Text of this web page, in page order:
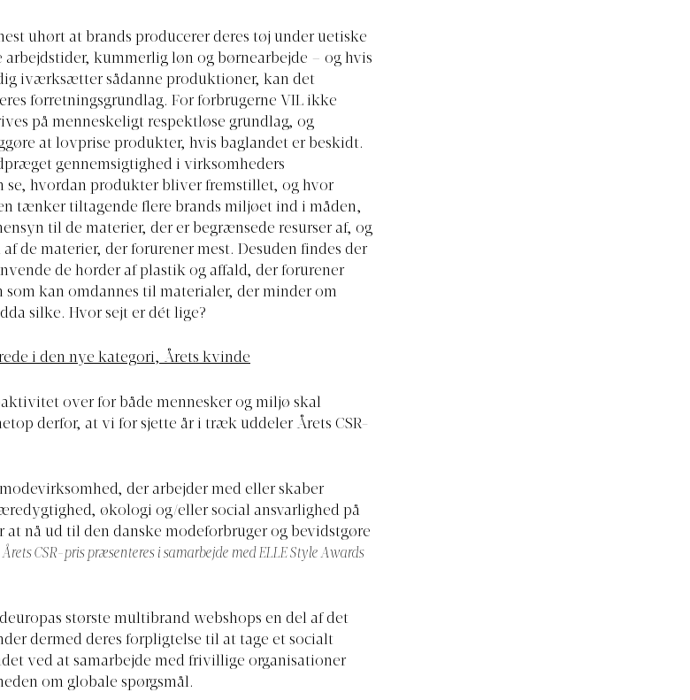
uhørt at brands producerer deres tøj under uetiske
kummerlig løn og børnearbejde – og hvis
iværksætter sådanne produktioner, kan det
forretningsgrundlag. For forbrugerne VIL ikke
på menneskeligt respektløse grundlag, og
at lovprise produkter, hvis baglandet er beskidt.
gennemsigtighed i virksomheders
se, hvordan produkter bliver fremstillet, og hvor
tænker tiltagende flere brands miljøet ind i måden,
til de materier, der er begrænsede resurser af, og
de materier, der forurener mest. Desuden findes der
de horder af plastik og affald, der forurener
kan omdannes til materialer, der minder om
silke. Hvor sejt er dét lige?
i den nye kategori, Årets kvinde
over for både mennesker og miljø skal
derfor, at vi for sjette år i træk uddeler Årets CSR-
der arbejder med eller skaber
økologi og/eller social ansvarlighed på
at nå ud til den danske modeforbruger og bevidstgøre
Årets CSR-pris præsenteres i samarbejde med ELLE Style Awards
største multibrand webshops en del af det
dermed deres forpligtelse til at tage et socialt
ved at samarbejde med frivillige organisationer
om globale spørgsmål.